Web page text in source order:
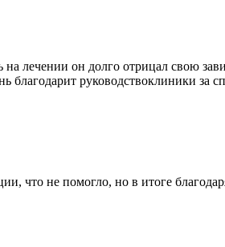
лечении он долго отрицал свою
благодарит руководствоклиники за
что не помогло, но в итоге